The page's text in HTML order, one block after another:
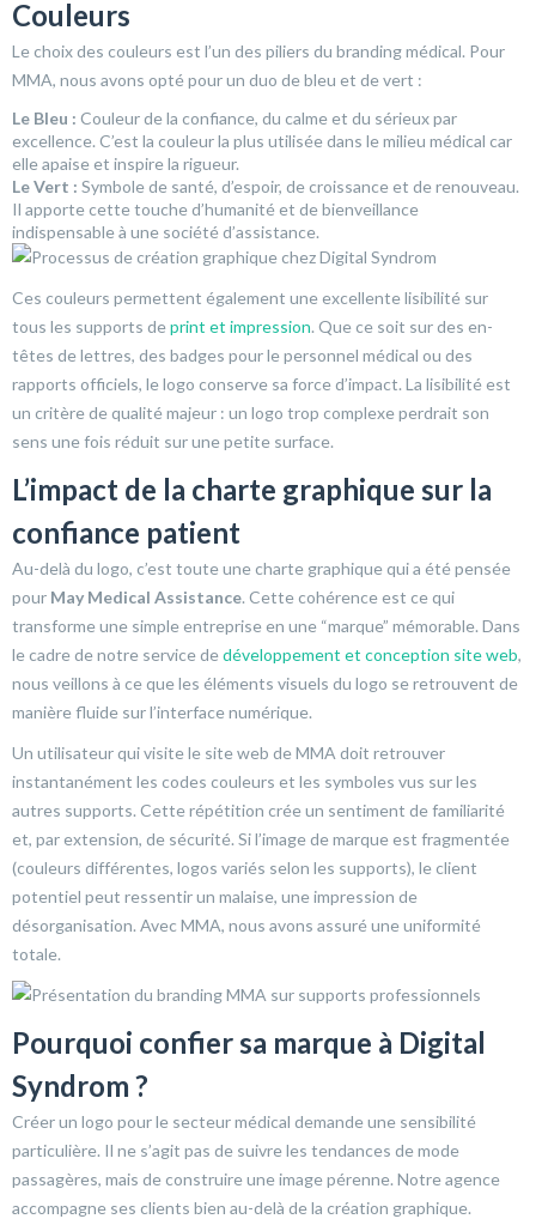
Couleurs
Le choix des couleurs est l’un des piliers du branding médical. Pour
MMA, nous avons opté pour un duo de bleu et de vert :
Le Bleu : Couleur de la confiance, du calme et du sérieux par
excellence. C’est la couleur la plus utilisée dans le milieu médical car
elle apaise et inspire la rigueur.
Le Vert : Symbole de santé, d’espoir, de croissance et de renouveau.
Il apporte cette touche d’humanité et de bienveillance
indispensable à une société d’assistance.
Ces couleurs permettent également une excellente lisibilité sur
tous les supports deprint et impression. Que ce soit sur des en-
têtes de lettres, des badges pour le personnel médical ou des
rapports officiels, le logo conserve sa force d’impact. La lisibilité est
un critère de qualité majeur : un logo trop complexe perdrait son
sens une fois réduit sur une petite surface.
L’impact de la charte graphique sur la
confiance patient
Au-delà du logo, c’est toute une charte graphique qui a été pensée
pour May Medical Assistance. Cette cohérence est ce qui
transforme une simple entreprise en une “marque” mémorable. Dans
le cadre de notre service dedéveloppement et conception site web,
nous veillons à ce que les éléments visuels du logo se retrouvent de
manière fluide sur l’interface numérique.
Un utilisateur qui visite le site web de MMA doit retrouver
instantanément les codes couleurs et les symboles vus sur les
autres supports. Cette répétition crée un sentiment de familiarité
et, par extension, de sécurité. Si l’image de marque est fragmentée
(couleurs différentes, logos variés selon les supports), le client
potentiel peut ressentir un malaise, une impression de
désorganisation. Avec MMA, nous avons assuré une uniformité
totale.
Pourquoi confier sa marque à Digital
Syndrom ?
Créer un logo pour le secteur médical demande une sensibilité
particulière. Il ne s’agit pas de suivre les tendances de mode
passagères, mais de construire une image pérenne. Notre agence
accompagne ses clients bien au-delà de la création graphique.